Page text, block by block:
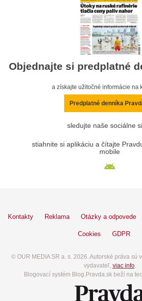
Objednajte si predplatné
a získajte užitočné informácie na
Predplatné denníka
sledujte naše sociálne
stiahnite si aplikáciu a čítajte
mobile
Kontakty Reklama Otázky a odpovede
Cookies GDPR
© OUR MEDIA SR a. s. 2026. Autorské práva sú
vydavateľ, viac info.
Blogovací systém Blog.Pravda.sk beží na